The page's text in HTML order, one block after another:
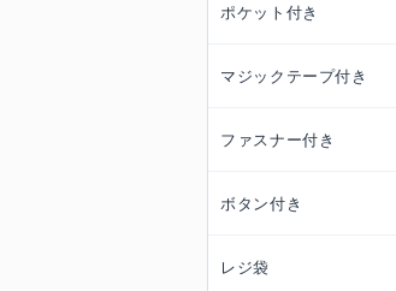
ポケット付き
マジックテープ付き
ファスナー付き
ボタン付き
レジ袋